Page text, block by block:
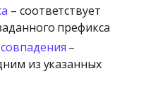
– соответствует
префикса
–
из указанных